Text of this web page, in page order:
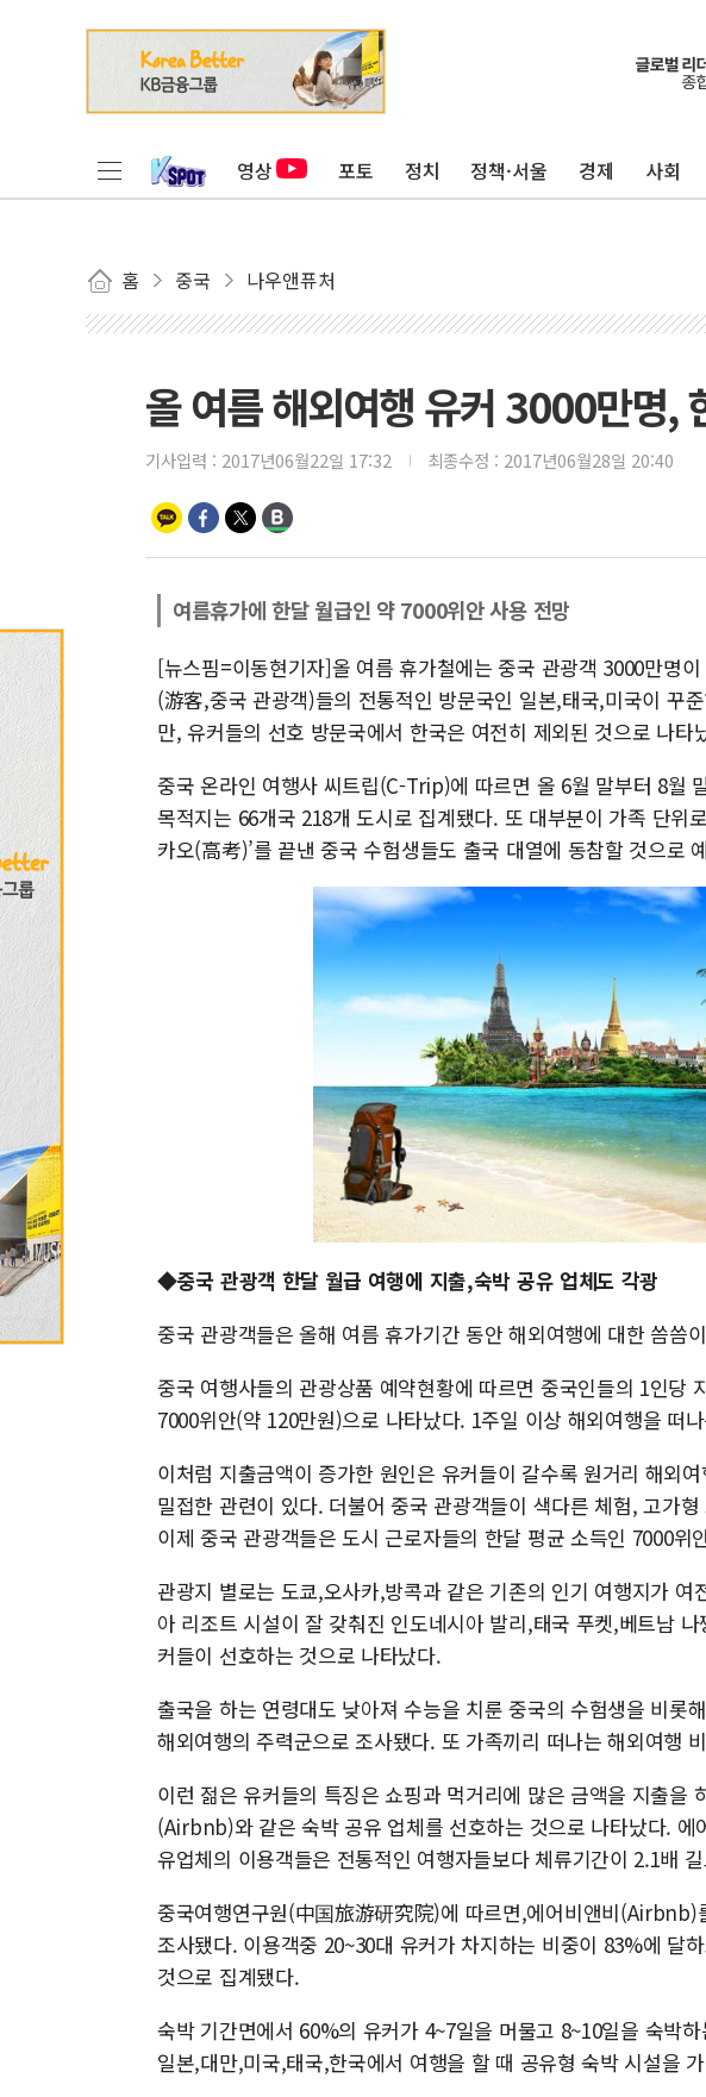
영상 포토 정치 정책·서울 경제 사회
홈 중국 나우앤퓨처
올 여름 해외여행 유커 3000만명,
기사입력 : 2017년06월22일 17:32 최종수정 : 2017년06월28일 20:40
여름휴가에 한달 월급인 약 7000위안 사용 전망
[뉴스핌=이동현기자]올 여름 휴가철에는 중국 관광객 3000만명
(游客,중국 관광객)들의 전통적인 방문국인 일본,태국,미국이 꾸
만, 유커들의 선호 방문국에서 한국은 여전히 제외된 것으로 나타
중국 온라인 여행사 씨트립(C-Trip)에 따르면 올 6월 말부터 8월
목적지는 66개국 218개 도시로 집계됐다. 또 대부분이 가족 단위
카오(高考)’를 끝낸 중국 수험생들도 출국 대열에 동참할 것으로
◆중국 관광객 한달 월급 여행에 지출,숙박 공유 업체도 각광
중국 관광객들은 올해 여름 휴가기간 동안 해외여행에 대한 씀씀
중국 여행사들의 관광상품 예약현황에 따르면 중국인들의 1인당
7000위안(약 120만원)으로 나타났다. 1주일 이상 해외여행을 떠
이처럼 지출금액이 증가한 원인은 유커들이 갈수록 원거리 해외
밀접한 관련이 있다. 더불어 중국 관광객들이 색다른 체험, 고가
이제 중국 관광객들은 도시 근로자들의 한달 평균 소득인 7000위
관광지 별로는 도쿄,오사카,방콕과 같은 기존의 인기 여행지가
아 리조트 시설이 잘 갖춰진 인도네시아 발리,태국 푸켓,베트남
커들이 선호하는 것으로 나타났다.
출국을 하는 연령대도 낮아져 수능을 치룬 중국의 수험생을 비롯
해외여행의 주력군으로 조사됐다. 또 가족끼리 떠나는 해외여행
이런 젊은 유커들의 특징은 쇼핑과 먹거리에 많은 금액을 지출을
(Airbnb)와 같은 숙박 공유 업체를 선호하는 것으로 나타났다. 에
유업체의 이용객들은 전통적인 여행자들보다 체류기간이 2.1배
중국여행연구원(中国旅游研究院)에 따르면,에어비앤비(Airbnb)
조사됐다. 이용객중 20~30대 유커가 차지하는 비중이 83%에 달
것으로 집계됐다.
숙박 기간면에서 60%의 유커가 4~7일을 머물고 8~10일을 숙박
일본,대만,미국,태국,한국에서 여행을 할 때 공유형 숙박 시설을